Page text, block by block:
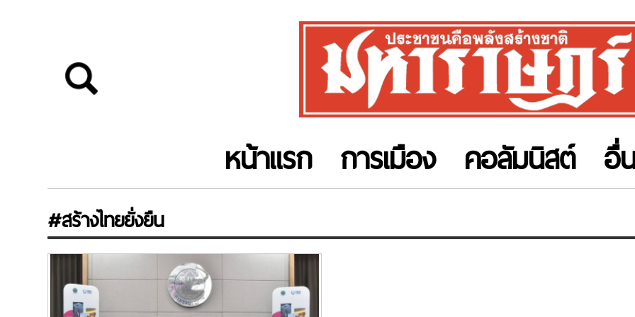
หน้าแรก การเมือง คอลัมนิสต์ อื่
#สร้างไทยยั่งยืน